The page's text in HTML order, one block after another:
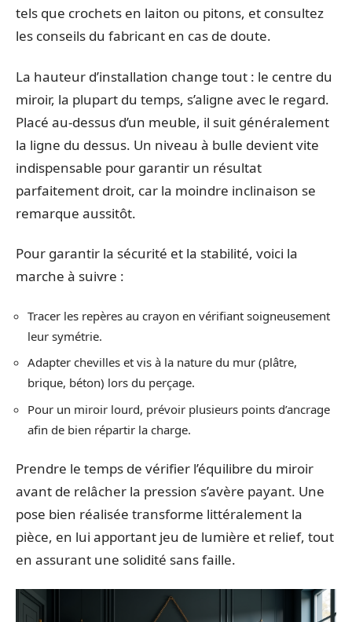
tels que crochets en laiton ou pitons, et consultez
les conseils du fabricant en cas de doute.
La hauteur d’installation change tout : le centre du
miroir, la plupart du temps, s’aligne avec le regard.
Placé au-dessus d’un meuble, il suit généralement
la ligne du dessus. Un niveau à bulle devient vite
indispensable pour garantir un résultat
parfaitement droit, car la moindre inclinaison se
remarque aussitôt.
Pour garantir la sécurité et la stabilité, voici la
marche à suivre :
Tracer les repères au crayon en vérifiant soigneusement
leur symétrie.
Adapter chevilles et vis à la nature du mur (plâtre,
brique, béton) lors du perçage.
Pour un miroir lourd, prévoir plusieurs points d’ancrage
afin de bien répartir la charge.
Prendre le temps de vérifier l’équilibre du miroir
avant de relâcher la pression s’avère payant. Une
pose bien réalisée transforme littéralement la
pièce, en lui apportant jeu de lumière et relief, tout
en assurant une solidité sans faille.